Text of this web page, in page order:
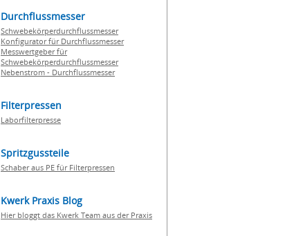
Durchflussmesser
Schwebekörperdurchflussmesser
Konfigurator für Durchflussmesser
Messwertgeber für
Schwebekörperdurchflussmesser
Nebenstrom - Durchflussmesser
Filterpressen
Laborfilterpresse
Spritzgussteile
Schaber aus PE für Filterpressen
Kwerk Praxis Blog
Hier bloggt das Kwerk Team aus der Praxis